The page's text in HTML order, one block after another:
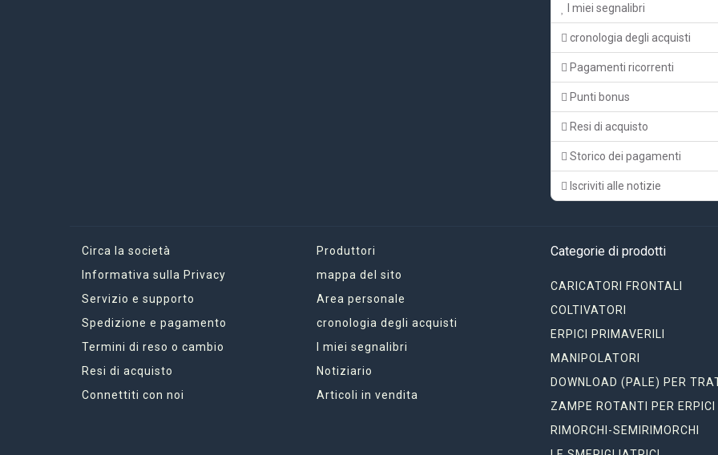
I miei segnalibri
cronologia degli acquisti
Pagamenti ricorrenti
Punti bonus
Resi di acquisto
Storico dei pagamenti
Iscriviti alle notizie
Circa la società
Informativa sulla Privacy
Servizio e supporto
Spedizione e pagamento
Termini di reso o cambio
Resi di acquisto
Connettiti con noi
Produttori
mappa del sito
Area personale
cronologia degli acquisti
I miei segnalibri
Notiziario
Articoli in vendita
Categorie di prodotti
CARICATORI FRONTALI
COLTIVATORI
ERPICI PRIMAVERILI
MANIPOLATORI
DOWNLOAD (PALE) PER
ZAMPE ROTANTI PER ERPICI
RIMORCHI-SEMIRIMORCHI